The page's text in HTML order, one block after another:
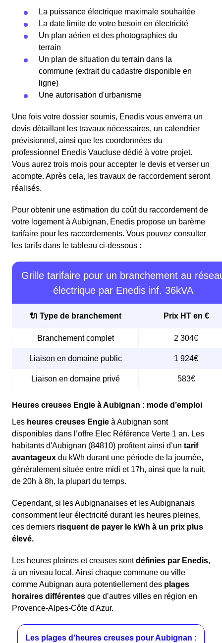
La puissance électrique maximale souhaitée
La date limite de votre besoin en électricité
Un plan aérien et des photographies du
terrain
Un plan de situation du terrain dans la
commune (extrait du cadastre disponible en
ligne)
Une autorisation d'urbanisme
Une fois votre dossier soumis, Enedis vous enverra un
devis détaillant les travaux nécessaires, un calendrier
prévisionnel, ainsi que les coordonnées du
professionnel Enedis Vaucluse dédié à votre projet.
Vous aurez trois mois pour accepter le devis et verser un
acompte. Après cela, les travaux de raccordement seront
réalisés.
Pour obtenir une estimation du coût du raccordement de
votre logement à Aubignan, Enedis propose un barème
tarifaire pour les raccordements. Vous pouvez consulter
les tarifs dans le tableau ci-dessous :
Grille tarifaire pour un branchement au
électrique par Enedis inf. 36kVA
🔌 Type de branchement Prix HT en €
Branchement complet 2 304€
Liaison en domaine public 1 924€
Liaison en domaine privé 583€
Heures creuses Engie à Aubignan : mode d’emploi
Les heures creuses Engie à Aubignan sont
disponibles dans l’offre Elec Référence Verte 1 an. Les
habitants d'Aubignan (84810) profitent ainsi d’un tarif
avantageux du kWh durant une période de la journée,
généralement située entre midi et 17h, ainsi que la nuit,
de 20h à 8h, la plupart du temps.
Cependant, si les Aubignanaises et les Aubignanais
consomment leur électricité durant les heures pleines,
ces derniers risquent de payer le kWh à un prix plus
élevé.
Les heures pleines et creuses sontdéfinies par Enedis,
à un niveau local. Ainsi chaque commune ou ville
comme Aubignan aura potentiellement des plages
horaires différentes que d’autres villes en région en
Provence-Alpes-Côte d'Azur.
Les plages d'heures creuses pour Aubignan :